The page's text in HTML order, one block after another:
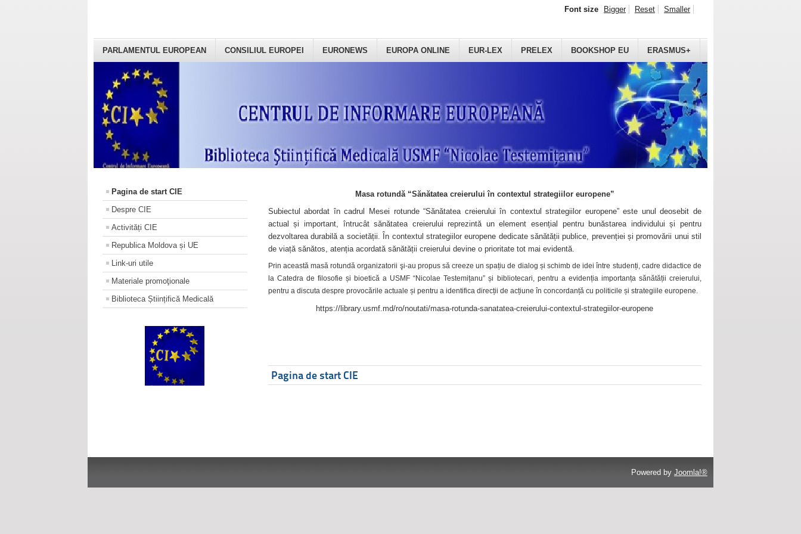
PARLAMENTUL EUROPEAN CONSILIUL EUROPEI EURONEWS EUROPA ONLINE EUR-LEX PRELEX BOOKSHOP EU ERASMUS+
Font size Bigger Reset Smaller
Pagina de start CIE
Despre CIE
Activități CIE
Republica Moldova și UE
Link-uri utile
Materiale promoţionale
Biblioteca Științifică Medicală
Masa rotundă “Sănătatea creierului în contextul strategiilor europene”
Subiectul abordat în cadrul Mesei rotunde “Sănătatea creierului în contextul strategiilor europene” este unul deosebit de
actual și important, întrucât sănătatea creierului reprezintă un element esențial pentru bunăstarea individului și pentru
dezvoltarea durabilă a societății. În contextul strategiilor europene dedicate sănătății publice, prevenției și promovării unui stil
de viață sănătos, atenția acordată sănătății creierului devine o prioritate tot mai evidentă.
Prin această masă rotundă organizatorii şi-au propus să creeze un spațiu de dialog și schimb de idei între studenți, cadre didactice de
la Catedra de filosofie și bioetică a USMF “Nicolae Testemițanu” și bibliotecari, pentru a evidenția importanța sănătății creierului,
pentru a discuta despre provocările actuale și pentru a identifica direcții de acțiune în concordanță cu politicile și strategiile europene.
https://library.usmf.md/ro/noutati/masa-rotunda-sanatatea-creierului-contextul-strategiilor-europene
Pagina de start CIE
Powered by Joomla!®